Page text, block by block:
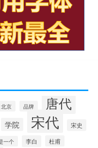
北京 品牌 唐代
学院 宋代 宋史
一个 李白 杜甫